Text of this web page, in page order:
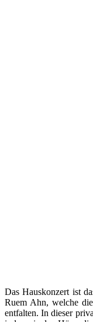
Das Hauskonzert ist
Ruem Ahn, welche
entfalten. In dieser